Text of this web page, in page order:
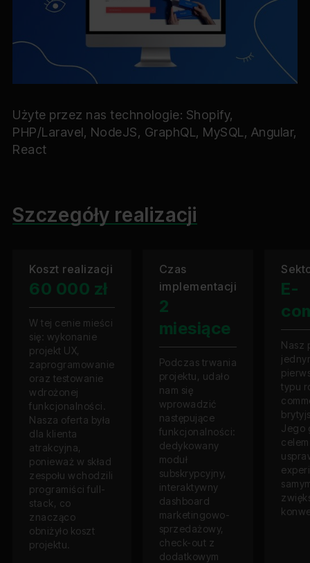
Użyte przez nas technologie: Shopify,
PHP/Laravel, NodeJS, GraphQL, MySQL, Angular,
React
Szczegóły realizacji
Koszt realizacji
60 000 zł
W tej cenie mieści
się: wykonanie
projekt UX,
zaprogramowanie
oraz testowanie
wdrożonej
funkcjonalności.
Nasza oferta była
dla klienta
atrakcyjna,
ponieważ w skład
zespołu wchodzili
programiści full-
stack, co
znacząco
obniżyło koszt
projektu.
Czas
implementacji
2
miesiące
Podczas trwania
projektu, udało
nam się
wprowadzić
następujące
funkcjonalności:
dedykowany
moduł
subskrypcyjny,
interaktywny
dashboard
marketingowo-
sprzedażowy,
check-out z
dodatkowym
E-
Nasz
typu
Jego
celem